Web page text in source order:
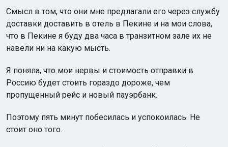
Смысл в том, что они мне предлагали его через службу
доставки доставить в отель в Пекине и на мои слова,
что в Пекине я буду два часа в транзитном зале их не
навели ни на какую мысть.
Я поняла, что мои нервы и стоимость отправки в
Россию будет стоить гораздо дороже, чем
пропущенный рейс и новый пауэрбанк.
Поэтому пять минут побесилась и успокоилась. Не
стоит оно того.